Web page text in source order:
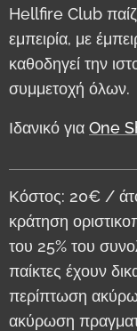
Hellfire Club
εμπειρία, με
καθοδηγεί την
συμμετοχή όλων.
Ιδανικό για One
Κόστος: 20€ /
κράτηση
του 25% του
παίκτες έχουν
περίπτωση
ακύρωση